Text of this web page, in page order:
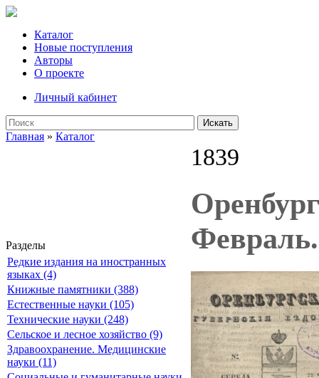
Каталог
Новые поступления
Авторы
О проекте
Личный кабинет
Искать
Главная » Каталог
Разделы
Редкие издания на иностранных
языках (4)
Книжные памятники (388)
Естественные науки (105)
Технические науки (248)
Сельское и лесное хозяйство (9)
Здравоохранение. Медицинские
науки (11)
1839
Февраль.